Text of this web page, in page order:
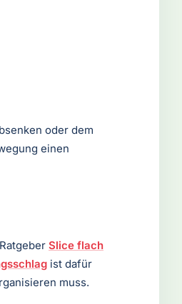
oder dem
einen
Slice flach
ist dafür
muss.